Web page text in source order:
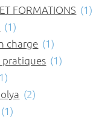
FORMATIONS (1)
(1)
charge (1)
(1)
(2)
(1)